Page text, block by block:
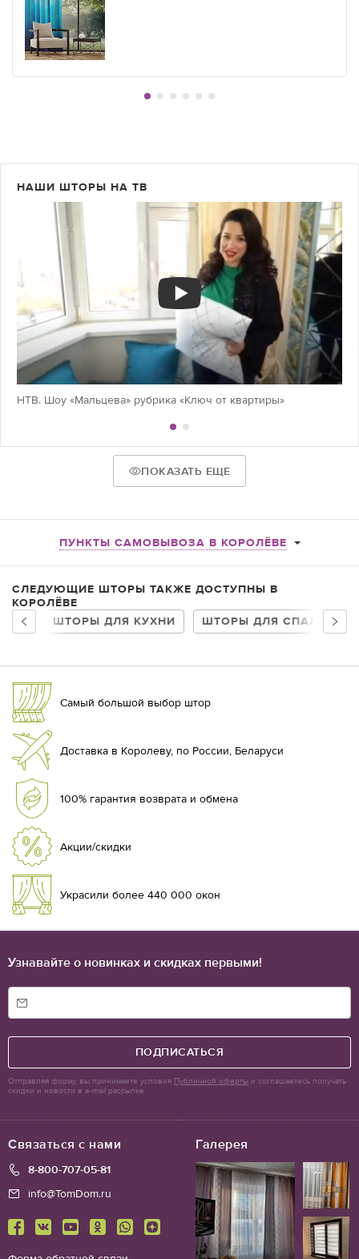
НАШИ ШТОРЫ НА ТВ
НТВ. Шоу «Мальцева» рубрика «Ключ от квартиры»
ПОКАЗАТЬ ЕЩЕ
ПУНКТЫ САМОВЫВОЗА В КОРОЛЁВЕ
СЛЕДУЮЩИЕ ШТОРЫ ТАКЖЕ ДОСТУПНЫ В
КОРОЛЁВЕ
ШТОРЫ ДЛЯ КУХНИ
ШТОРЫ ДЛЯ СПАЛЬНИ
Самый большой выбор штор
Доставка в Королеву, по России, Беларуси
100% гарантия возврата и обмена
Акции/скидки
Украсили более 440 000 окон
Галерея
Связаться с нами
8-800-707-05-81
info@TomDom.ru
Узнавайте о новинках и скидках первыми!
ПОДПИСАТЬСЯ
Отправляя форму, вы принимаете условия Публичной оферты и соглашаетесь получать
скидки и новости в e-mail рассылке